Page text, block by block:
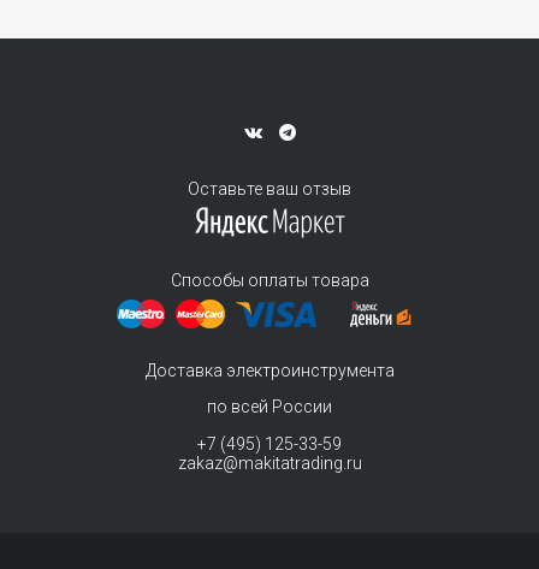
Оставьте ваш отзыв
Способы оплаты товара
Доставка электроинструмента
по всей России
+7 (495) 125-33-59
zakaz@makitatrading.ru